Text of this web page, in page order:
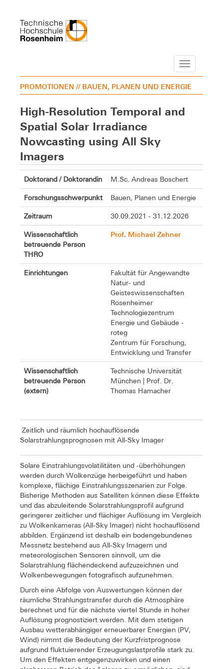
Navigation
PROMOTIONEN // BAUEN, PLANEN UND ENERGIE
High-Resolution Temporal and
Spatial Solar Irradiance
Nowcasting using All Sky
Imagers
Doktorand / Doktorandin M.Sc. Andreas Boschert
Forschungsschwerpunkt Bauen, Planen und Energie
Zeitraum 30.09.2021 - 31.12.2026
Wissenschaftlich
betreuende Person
THRO
Prof. Michael Zehner
Einrichtungen
Fakultät für Angewandte
Natur- und
Geisteswissenschaften
Rosenheimer
Technologiezentrum
Energie und Gebäude -
roteg
Zentrum für Forschung,
Entwicklung und Transfer
Wissenschaftlich
betreuende Person
(extern)
Technische Universität
München | Prof. Dr.
Thomas Hamacher
Zeitlich und räumlich hochauflösende
Solarstrahlungsprognosen mit All-Sky Imager
Solare Einstrahlungsvolatilitäten und -überhöhungen
werden durch Wolkenzüge herbeigeführt und haben
komplexe, flächige Einstrahlungsszenarien zur Folge.
Bisherige Methoden aus Satelliten können diese Effekte
und das abzuleitende Solarstrahlungsprofil aufgrund
geringerer zeitlicher und flächiger Auflösung im Vergleich
zu Wolkenkameras (All-Sky Imager) nicht hochauflösend
abbilden. Ergänzend ist deshalb ein bodengebundenes
Messnetz bestehend aus All-Sky Imagern und
meteorologischen Sensoren sinnvoll, um die
Solarstrahlung flächendeckend aufzuzeichnen und
Wolkenbewegungen fotografisch aufzunehmen.
Durch eine Abfolge von Auswertungen können der
räumliche Strahlungstransfer durch die Atmosphäre
berechnet und für die nächste viertel Stunde in hoher
Auflösung prognostiziert werden. Mit dem stetigen
Ausbau wetterabhängiger erneuerbarer Energien (PV,
Wind) nimmt die Bedeutung der Kurzfristprognose
aufgrund fluktuierender Erzeugungslastprofile stark zu.
Um den Effekten entgegenzuwirken und einen